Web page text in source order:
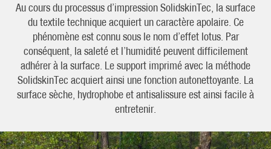
Au cours du processus d’impression SolidskinTec, la surface
du textile technique acquiert un caractère apolaire. Ce
phénomène est connu sous le nom d’effet lotus. Par
conséquent, la saleté et l’humidité peuvent difficilement
adhérer à la surface. Le support imprimé avec la méthode
SolidskinTec acquiert ainsi une fonction autonettoyante. La
surface sèche, hydrophobe et antisalissure est ainsi facile à
entretenir.